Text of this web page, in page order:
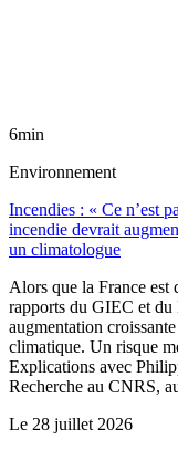
6min
Environnement
Incendies : « Ce n’est
incendie devrait
un climatologue
Alors que la France est
rapports du GIEC et du
augmentation
climatique. Un risque
Explications avec
Recherche au CNRS,
Le 28 juillet 2026